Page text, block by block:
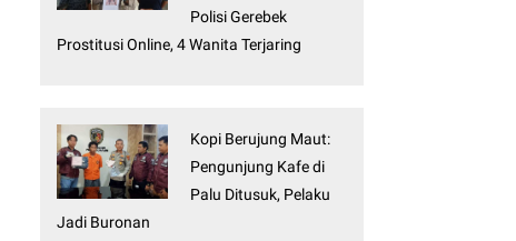
Polisi Gerebek
Prostitusi Online, 4 Wanita Terjaring
Kopi Berujung Maut:
Pengunjung Kafe di
Palu Ditusuk, Pelaku
Jadi Buronan